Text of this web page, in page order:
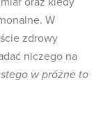
W
zdrowy
niczego na
w próżne to